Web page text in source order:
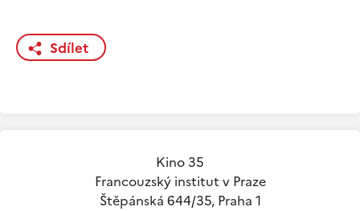
Sdílet
Kino 35
Francouzský institut v Praze
Štěpánská 644/35, Praha 1